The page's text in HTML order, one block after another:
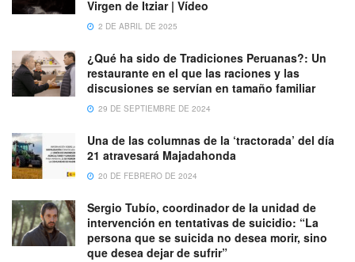
Virgen de Itziar | Vídeo
2 DE ABRIL DE 2025
¿Qué ha sido de Tradiciones Peruanas?: Un
restaurante en el que las raciones y las
discusiones se servían en tamaño familiar
29 DE SEPTIEMBRE DE 2024
Una de las columnas de la ‘tractorada’ del día
21 atravesará Majadahonda
20 DE FEBRERO DE 2024
Sergio Tubío, coordinador de la unidad de
intervención en tentativas de suicidio: “La
persona que se suicida no desea morir, sino
que desea dejar de sufrir”